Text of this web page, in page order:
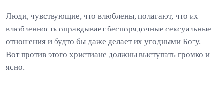
Люди, чувствующие, что влюблены, полагают, что их
влюбленность оправдывает беспорядочные сексуальные
отношения и будто бы даже делает их угодными Богу.
Вот против этого христиане должны выступать громко и
ясно.